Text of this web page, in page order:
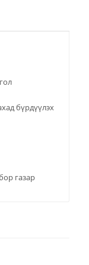
бүрдүүлэх
газар